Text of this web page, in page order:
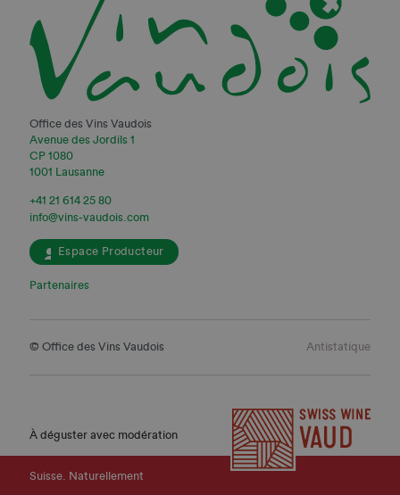
Office des Vins Vaudois
Avenue des Jordils 1
CP 1080
1001 Lausanne
+41 21 614 25 80
info@vins-vaudois.com
Espace Producteur
Partenaires
© Office des Vins Vaudois Antistatique
À déguster avec modération
Suisse. Naturellement